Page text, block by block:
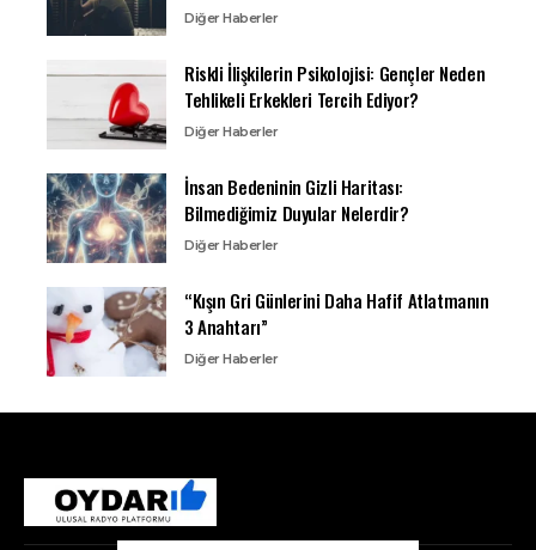
Diğer Haberler
Riskli İlişkilerin Psikolojisi: Gençler Neden
Tehlikeli Erkekleri Tercih Ediyor?
Diğer Haberler
İnsan Bedeninin Gizli Haritası:
Bilmediğimiz Duyular Nelerdir?
Diğer Haberler
“Kışın Gri Günlerini Daha Hafif Atlatmanın
3 Anahtarı”
Diğer Haberler